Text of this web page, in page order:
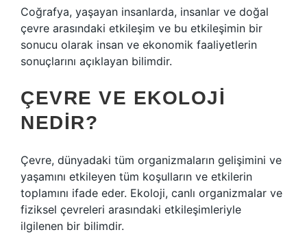
Coğrafya, yaşayan insanlarda, insanlar ve doğal
çevre arasındaki etkileşim ve bu etkileşimin bir
sonucu olarak insan ve ekonomik faaliyetlerin
sonuçlarını açıklayan bilimdir.
ÇEVRE VE EKOLOJI
NEDIR?
Çevre, dünyadaki tüm organizmaların gelişimini ve
yaşamını etkileyen tüm koşulların ve etkilerin
toplamını ifade eder. Ekoloji, canlı organizmalar ve
fiziksel çevreleri arasındaki etkileşimleriyle
ilgilenen bir bilimdir.